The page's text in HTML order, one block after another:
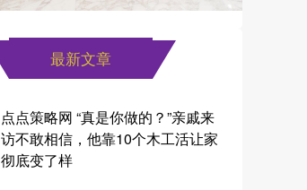
最新文章
点点策略网 “真是你做的？”亲戚来
访不敢相信，他靠10个木工活让家
彻底变了样